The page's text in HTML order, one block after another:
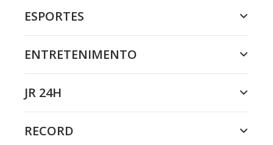
ESPORTES
ENTRETENIMENTO
JR 24H
RECORD